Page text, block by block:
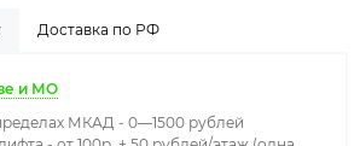
Доставка по РФ
и МО
МКАД - 0—1500 рублей